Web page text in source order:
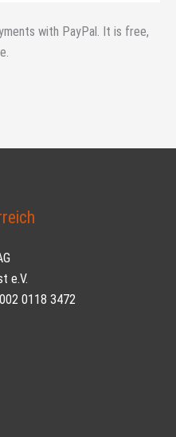
e.V.
0118 3472